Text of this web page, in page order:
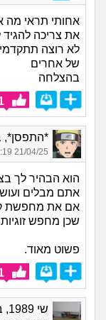
אחותי תראי מה
את צריכה להגיד
לא רוצה
של אחרים
בהצלחה
*התפסן*, בן
21/04/25 16:19
הוא הבהיר לך
אתם מבלים
אם את מחפשת
שכן מחפש
פשוט מאוד.
שי 1989, בת 36